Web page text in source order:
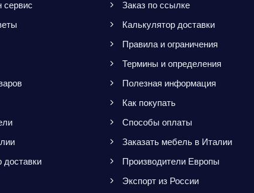
сервис
доставки
Заказ по ссылке
Калькулятор доставки
Правила и ограничения
Термины и определения
Полезная информация
Как покупать
Способы оплаты
Заказать мебель в Италии
Производители Европы
Экспорт из России